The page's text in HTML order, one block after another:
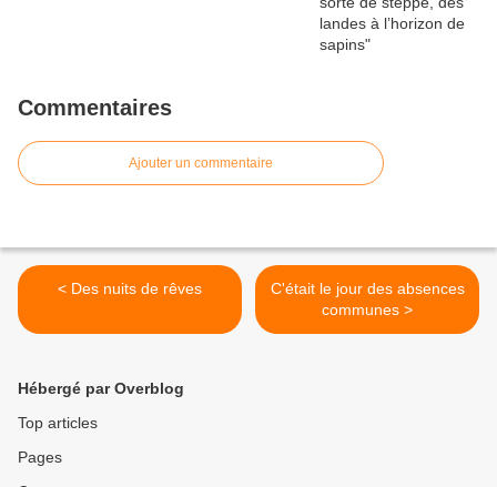
Commentaires
Ajouter un commentaire
< Des nuits de rêves
C'était le jour des absences
communes >
Hébergé par Overblog
Top articles
Pages